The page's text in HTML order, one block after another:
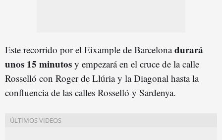
Este recorrido por el Eixample de Barcelonadurará
unos 15 minutos y empezará en el cruce de la calle
Rosselló con Roger de Llúria y la Diagonal hasta la
confluencia de las calles Rosselló y Sardenya.